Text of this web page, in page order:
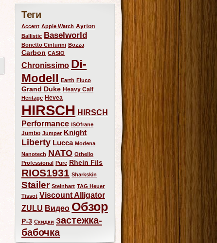
Теги
Accent Apple Watch Ayrton
Ballistic Baselworld
Bonetto Cinturini Bozza
Carbon CASIO
Chronissimo Di-
Modell Earth Fluco
Grand Duke Heavy Calf
Heritage Hevea
HIRSCH HIRSCH
Performance ISOfrane
Jumbo Jumper Knight
Liberty Lucca Modena
Nanotech NATO Othello
Professional Pure Rhein Fils
RIOS1931 Sharkskin
Stailer Steinhart TAG Heuer
Tissot Viscount Alligator
ZULU Видео Обзор
Р-3 Скидки застежка-
бабочка